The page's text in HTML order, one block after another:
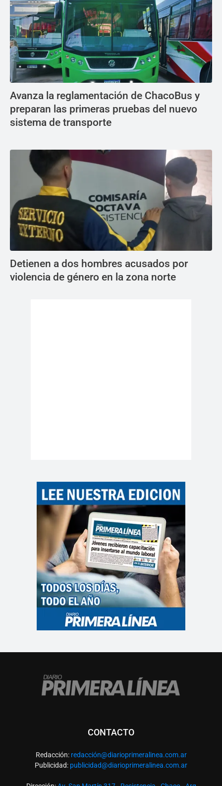
Avanza la reglamentación de ChacoBus y
preparan las primeras pruebas del nuevo
sistema de transporte
Detienen a dos hombres acusados por
violencia de género en la zona norte
CONTACTO
Redacción: redacción@diarioprimeralinea.com.ar
Publicidad: publicidad@diarioprimeralinea.com.ar